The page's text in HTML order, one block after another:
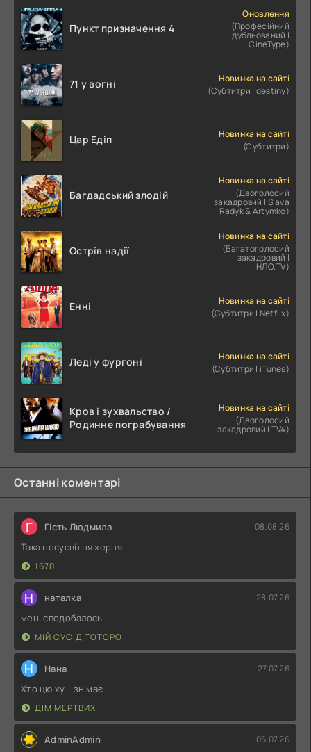
Пункт призначення 4
Оновлення
(Професійний
дубльований |
CineType)
71 у вогні
Новинка на сайті
(Субтитри | destiny)
Цар Едіп
Новинка на сайті
(Субтитри)
Багдадський злодій
Новинка на сайті
(Двоголосий
закадровий | Slava
Radyk & Artymko)
Острів надії
Новинка на сайті
(Багатоголосий
закадровий |
НЛО.TV)
Енні
Новинка на сайті
(Субтитри | Netflix)
Леді у фургоні
Новинка на сайті
(Субтитри | iTunes)
Кров і зухвальство /
Родинне пограбування
Новинка на сайті
(Двоголосий
закадровий | TV4)
Останні коментарі
Г Гість Людмила 08.08.26
Така несусвітня херня
1670
Н наталка 28.07.26
мені сподобалось
МІЙ СУСІД ТОТОРО
Н Нана 27.07.26
Хто цю ху....знімає
ДІМ МЕРТВИХ
AdminAdmin 06.07.26